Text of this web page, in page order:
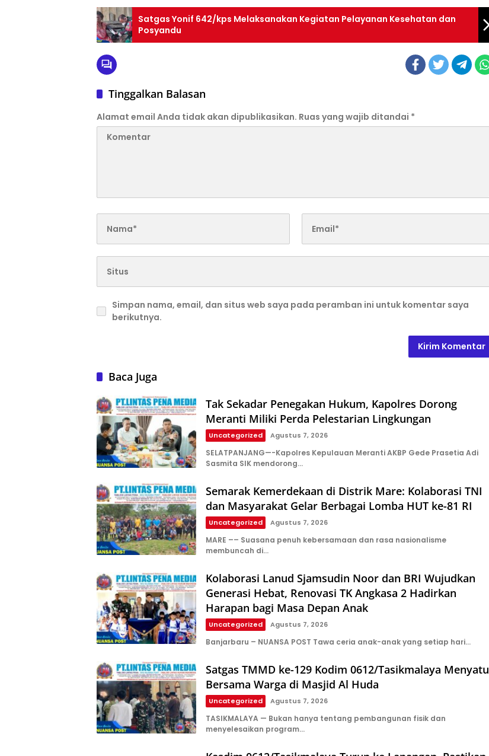
Satgas Yonif 642/kps Melaksanakan Kegiatan Pelayanan Kesehatan dan
Posyandu
Tinggalkan Balasan
Alamat email Anda tidak akan dipublikasikan. Ruas yang wajib ditandai *
Simpan nama, email, dan situs web saya pada peramban ini untuk komentar saya
berikutnya.
Baca Juga
Tak Sekadar Penegakan Hukum, Kapolres Dorong
Meranti Miliki Perda Pelestarian Lingkungan
Uncategorized Agustus 7, 2026
SELATPANJANG—-Kapolres Kepulauan Meranti AKBP Gede Prasetia Adi
Sasmita SIK mendorong…
Semarak Kemerdekaan di Distrik Mare: Kolaborasi TNI
dan Masyarakat Gelar Berbagai Lomba HUT ke-81 RI
Uncategorized Agustus 7, 2026
​MARE –– Suasana penuh kebersamaan dan rasa nasionalisme
membuncah di…
Kolaborasi Lanud Sjamsudin Noor dan BRI Wujudkan
Generasi Hebat, Renovasi TK Angkasa 2 Hadirkan
Harapan bagi Masa Depan Anak
Uncategorized Agustus 7, 2026
Banjarbaru – NUANSA POST Tawa ceria anak-anak yang setiap hari…
Satgas TMMD ke-129 Kodim 0612/Tasikmalaya Menyatu
Bersama Warga di Masjid Al Huda
Uncategorized Agustus 7, 2026
TASIKMALAYA — Bukan hanya tentang pembangunan fisik dan
menyelesaikan program…